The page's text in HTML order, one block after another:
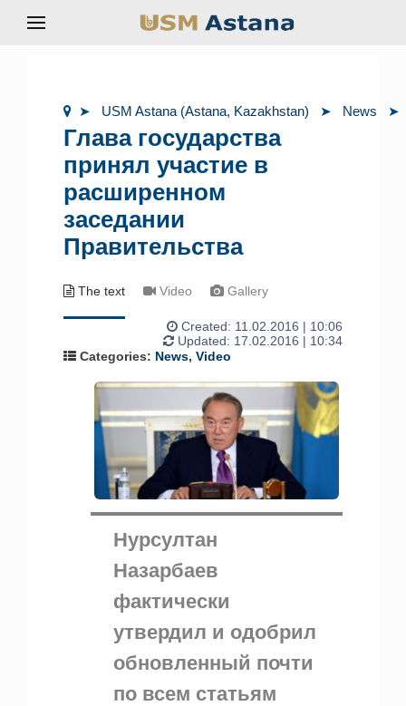
USM Astana (Astana, Kazakhstan) News
Глава государства
принял участие в
расширенном
заседании
Правительства
The text Video Gallery
Created: 11.02.2016 | 10:06
Updated: 17.02.2016 | 10:34
Categories: News, Video
Нурсултан
Назарбаев
фактически
утвердил и одобрил
обновленный почти
по всем статьям